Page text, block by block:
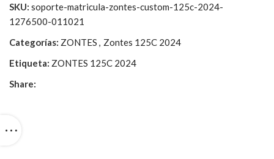
SKU: soporte-matricula-zontes-custom-125c-2024-
1276500-011021
Categorías: ZONTES , Zontes 125C 2024
Etiqueta: ZONTES 125C 2024
Share: